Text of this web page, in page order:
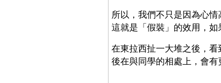
所以，我們不只是因為心
這就是「假裝」的效用，
在東拉西扯一大堆之後，
後在與同學的相處上，會